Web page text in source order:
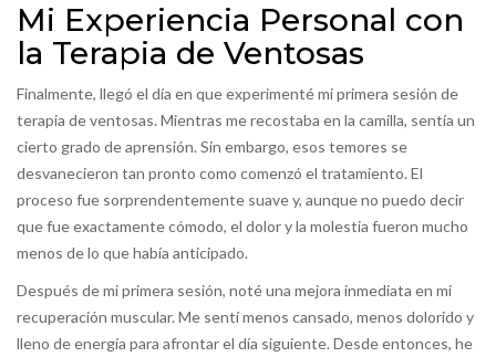
Mi Experiencia Personal con
la Terapia de Ventosas
Finalmente, llegó el día en que experimenté mi primera sesión de
terapia de ventosas. Mientras me recostaba en la camilla, sentía un
cierto grado de aprensión. Sin embargo, esos temores se
desvanecieron tan pronto como comenzó el tratamiento. El
proceso fue sorprendentemente suave y, aunque no puedo decir
que fue exactamente cómodo, el dolor y la molestia fueron mucho
menos de lo que había anticipado.
Después de mi primera sesión, noté una mejora inmediata en mi
recuperación muscular. Me sentí menos cansado, menos dolorido y
lleno de energía para afrontar el día siguiente. Desde entonces, he